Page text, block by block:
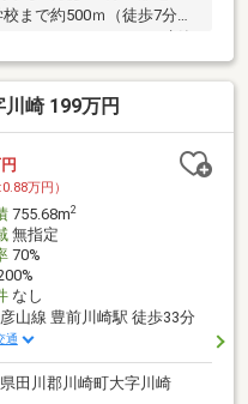
まで約500ｍ（徒歩7分）
崎 199万円
万円）
755.68m2
無指定
70%
なし
山線 豊前川崎駅 徒歩33分
通
田川郡川崎町大字川崎